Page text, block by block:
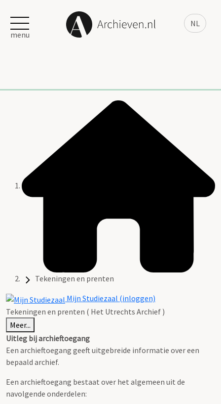
NL
menu
Tekeningen en prenten
Mijn Studiezaal (inloggen)
Tekeningen en prenten ( Het Utrechts Archief )
Meer...
Uitleg bij archieftoegang
Een archieftoegang geeft uitgebreide informatie over een
bepaald archief.
Een archieftoegang bestaat over het algemeen uit de
navolgende onderdelen: